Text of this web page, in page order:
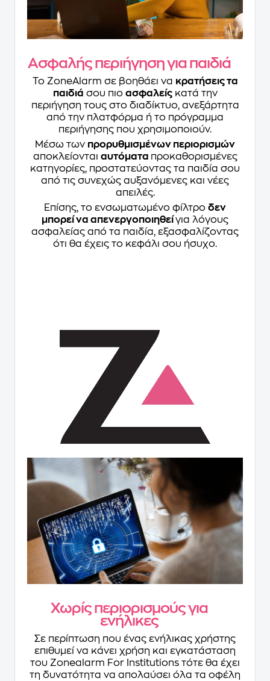
Ασφαλής περιήγηση για παιδιά
Το ZoneAlarm σε βοηθάει να κρατήσεις τα
παιδιά σου πιο ασφαλείςκατά την
περιήγηση τους στο διαδίκτυο, ανεξάρτητα
από την πλατφόρμα ή το πρόγραμμα
περιήγησης που χρησιμοποιούν.
Μέσω των προρυθμισμένων περιορισμών
αποκλείονται αυτόματα προκαθορισμένες
κατηγορίες, προστατεύοντας τα παιδία σου
από τις συνεχώς αυξανόμενες και νέες
απειλές.
Επίσης, το ενσωματωμένο φίλτρο δεν
μπορεί να απενεργοποιηθείγια λόγους
ασφαλείας από τα παιδία, εξασφαλίζοντας
ότι θα έχεις το κεφάλι σου ήσυχο.
Χωρίς περιορισμούς για
ενήλικες
Σε περίπτωση που ένας ενήλικας χρήστης
επιθυμεί να κάνει χρήση και εγκατάσταση
του Zonealarm For Institutions τότε θα έχει
τη δυνατότητα να απολαύσει όλα τα οφέλη